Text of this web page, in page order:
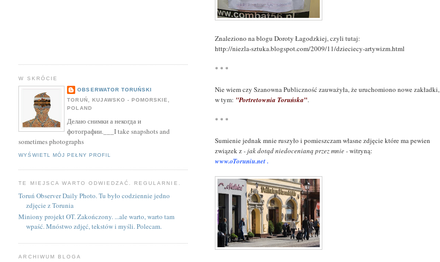
Znaleziono na blogu Doroty Łagodzkiej, czyli tutaj:
http://niezla-sztuka.blogspot.com/2009/11/dzieciecy-artywizm.html
* * *
Nie wiem czy Szanowna Publiczność zauważyła, że uruchomiono nowe zakładki,
w tym: "Portretownia Toruńska".
* * *
Sumienie jednak mnie ruszyło i pomieszczam własne zdjęcie które ma pewien
związek z- jak dotąd niedocenianą przez mnie -witryną:
www.oToruniu.net .
W SKRÓCIE
OBSERWATOR TORUŃSKI
TORUŃ, KUJAWSKO - POMORSKIE,
POLAND
Делаю снимки а некогда и
фотографии.___I take snapshots and
sometimes photographs
WYŚWIETL MÓJ PEŁNY PROFIL
TE MIEJSCA WARTO ODWIEDZAĆ. REGULARNIE.
Toruń Observer Daily Photo. Tu było codziennie jedno
zdjęcie z Torunia
Miniony projekt OT. Zakończony. ...ale warto, warto tam
wpaść. Mnóstwo zdjęć, tekstów i myśli. Polecam.
ARCHIWUM BLOGA